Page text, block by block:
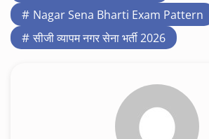
Nagar Sena Bharti Exam Pattern
सीजी व्यापम नगर सेना भर्ती 2026